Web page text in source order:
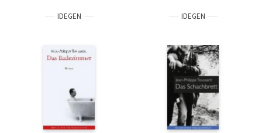
IDEGEN IDEGEN